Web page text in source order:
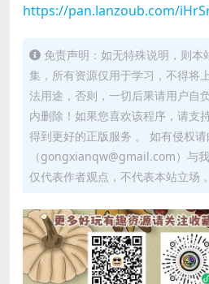
https://pan.lanzoub.com/
免责声明：如无特殊说明，则本
集，所有资源仅用于学习，不得将
法用途，否则，一切后果请用户自
内删除！如果您喜欢该程序，请支
得到更好的正版服务 。 如有侵权
（gongxianqw@gmail.com）与
仅代表作者观点，不代表本站立场 。